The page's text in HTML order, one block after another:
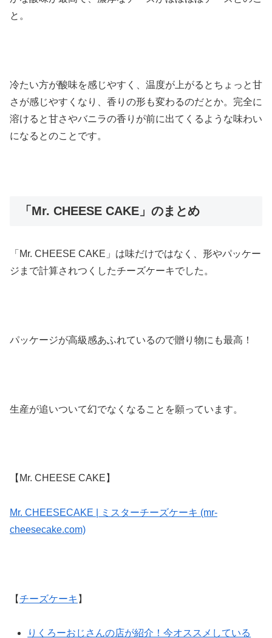
と。
冷たい方が酸味を感じやすく、温度が上がるとちょっと甘
さが感じやすくなり、香りの形も変わるのだとか。完全に
溶けると甘さやバニラの香りが前に出てくるような味わい
になるとのことです。
「Mr. CHEESE CAKE」のまとめ
「Mr. CHEESE CAKE」は味だけではなく、形やパッケー
ジまで計算されつくしたチーズケーキでした。
パッケージが高級感あふれているので贈り物にも最高！
生産が追いついて幻でなくなることを願っています。
【Mr. CHEESE CAKE】
Mr. CHEESECAKE | ミスターチーズケーキ (mr-
cheesecake.com)
【チーズケーキ 】
りくろーおじさんの店が紹介！今オススメしている